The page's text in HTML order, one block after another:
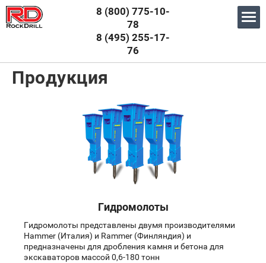
8 (800) 775-10-
78
8 (495) 255-17-
76
Продукция
Гидромолоты
Гидромолоты представлены двумя производителями
Hammer (Италия) и Rammer (Финляндия) и
предназначены для дробления камня и бетона для
экскаваторов массой 0,6-180 тонн